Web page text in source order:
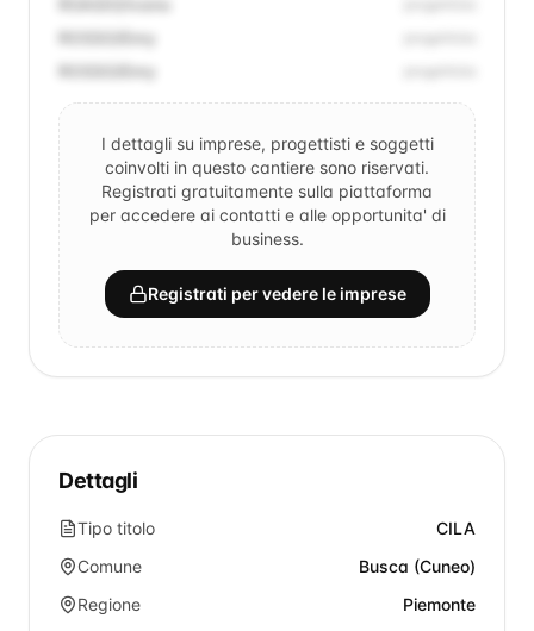
ROASIO/Ivano
ROSSO/Enry
ROSSO/Enry
I dettagli su imprese, progettisti e soggetti
coinvolti in questo cantiere sono riservati.
Registrati gratuitamente sulla piattaforma
per accedere ai contatti e alle opportunita' di
business.
Registrati per vedere le imprese
Dettagli
Tipo titolo
CILA
Comune
Busca (Cuneo)
Regione
Piemonte